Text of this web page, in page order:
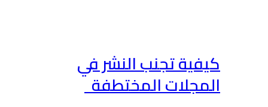
كيفية تجنب النشر في
المجلات المختطفة